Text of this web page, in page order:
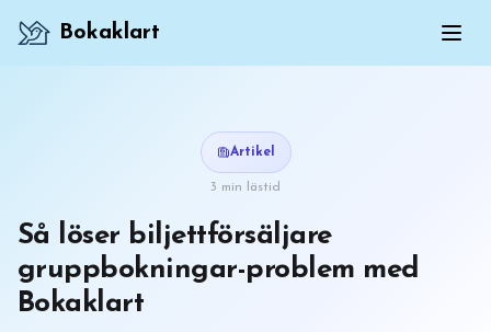
Bokaklart
Artikel
3 min lästid
Så löser biljettförsäljare
gruppbokningar-problem med
Bokaklart